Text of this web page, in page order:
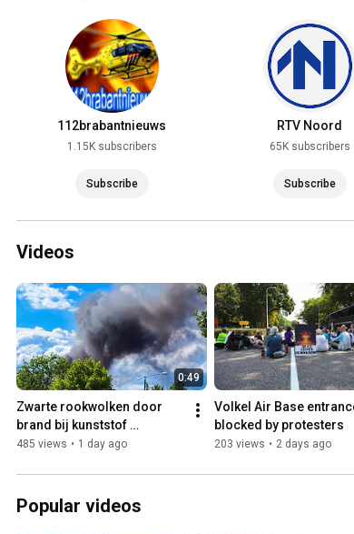
112brabantnieuws
1.15K subscribers
Subscribe
RTV Noord
65K subscribers
Subscribe
Videos
0:49
Zwarte rookwolken door
brand bij kunststof
485 views • 1 day ago
Volkel Air Base
blocked by protesters
203 views • 2 days ago
Popular videos